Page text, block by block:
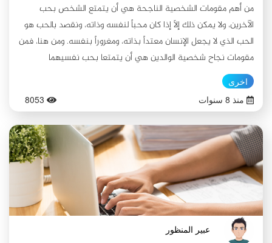
من أهم مقومات الشخصية الناجحة هي أن يتمتع الشخص بحب
الآخرين، ولا يمكن ذلك إلّا إذا كان محباً لنفسه وذاته، ونقصد بالحب هو
الحب الذي لا يجعل الإنسان معتداً بذاته، ومغروراً بنفسه. ومن هنا، فمن
مقومات نجاح شخصية الوالدين هي أن يتمتعا بحب نفسيهما
ليستطيعا أن يحبا أبناءهما والآخرين، فلا يمكن للإنسان أن يكون محباً
للآخرين إذا كان كارهاً وناقماً على نفسه، فأول موارد الحبّ والعطف أن
يتمتع الشخص بالرضا عن نفسه ليحُبها ويقدرها وبالتالي يستطيع أن
يحب نفسه ويغمر عائلته بالحب والعطف... ومن الموارد التي أكد عليها
الشارع المقدس والأحاديث المتواترة هي أن يغمر الأبوان أبناءهم بالحب
والعطف والرحمة، فأسلوب العطف والرحمة يؤدي إلى تقوية العلاقة
بين الآباء والأبناء مما يجعل الأهل مؤثرين في أبنائهم، وهذا يحمل
الأبناء على الطاعة والاحترام، عكس استخدام القسوة والشدة، فإنها
تحمل الأبناء وتدفعهم إلى التمّرد والعصيان وعدم الطاعة، وقد روي عن
الرسول العظيم محمد (صلى الله عليه واله): أحبوا الصبيان وارحموهم.
وروي أن رسول الله (صلى الله عليه واله وسلم ) قبّل الحسن والحسين
اخرى
منذ 8 سنوات
8053
عبير المنظور